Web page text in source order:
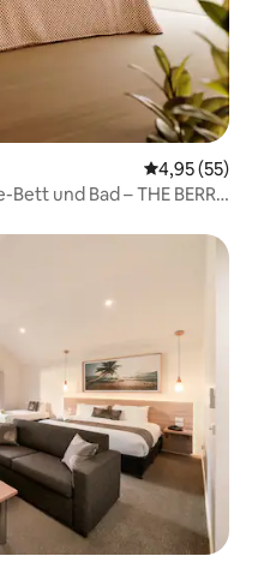
4,95 (55)
und Bad – THE BERRY